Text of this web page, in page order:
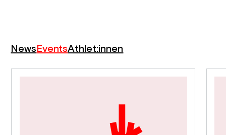
NewsEventsAthlet:innen